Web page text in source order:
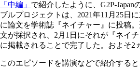
「中編」 で紹介したように、G2P-Japan
ブルプロジェクトは、2021年11月25日
に論文を学術誌『ネイチャー』に投稿
文が採択され、2月1日にそれが『ネイ
に掲載されることで完了した。およそ2
このエピソードを講演などで紹介する